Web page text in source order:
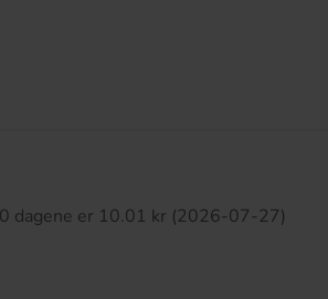
dagene er 10.01 kr (2026-07-27)